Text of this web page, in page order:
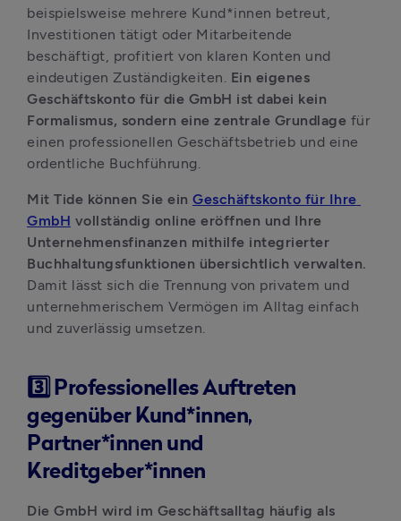
beispielsweise mehrere Kund*innen betreut,
Investitionen tätigt oder Mitarbeitende
beschäftigt, profitiert von klaren Konten und
eindeutigen Zuständigkeiten. Ein eigenes
Geschäftskonto für die GmbH ist dabei kein
Formalismus, sondern eine zentrale Grundlage für
einen professionellen Geschäftsbetrieb und eine
ordentliche Buchführung.
Mit Tide können Sie ein Geschäftskonto für Ihre
GmbH vollständig online eröffnen und Ihre
Unternehmensfinanzen mithilfe integrierter
Damit lässt sich die Trennung von privatem und
unternehmerischem Vermögen im Alltag einfach
und zuverlässig umsetzen.
3️⃣ Professionelles Auftreten
gegenüber Kund*innen,
Partner*innen und
Kreditgeber*innen
Die GmbH wird im Geschäftsalltag häufig als